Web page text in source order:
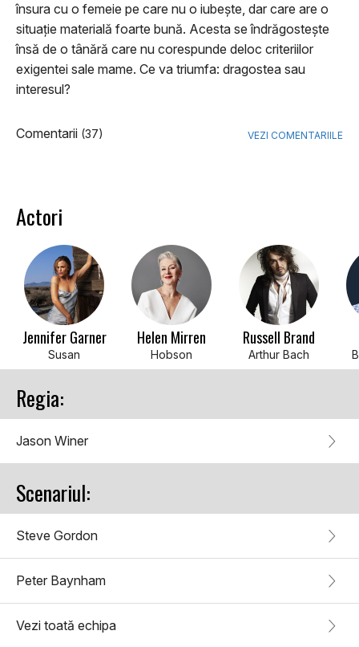
însura cu o femeie pe care nu o iubește, dar care are o
situație materială foarte bună. Acesta se îndrăgostește
însă de o tânără care nu corespunde deloc criteriilor
exigentei sale mame. Ce va triumfa: dragostea sau
interesul?
Comentarii (37) VEZI COMENTARIILE
Actori
Jennifer Garner
Susan
Helen Mirren
Hobson
Russell Brand
Arthur Bach
Regia:
Jason Winer
Scenariul:
Steve Gordon
Peter Baynham
Vezi toată echipa